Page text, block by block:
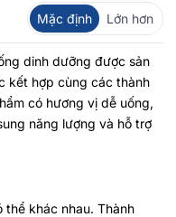
Mặc định Lớn hơn
dinh dưỡng được sản
kết hợp cùng các thành
có hương vị dễ uống,
năng lượng và hỗ trợ
khác nhau. Thành